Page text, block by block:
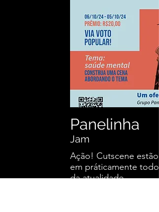
Panelinha
Jam
Ação! Cutscene estão
em práticamente
da atualidade